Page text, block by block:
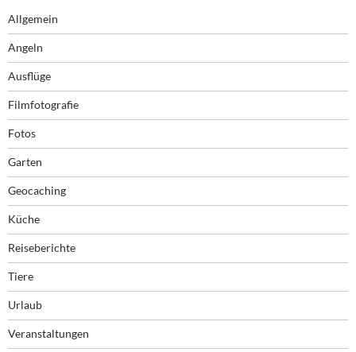
Allgemein
Angeln
Ausflüge
Filmfotografie
Fotos
Garten
Geocaching
Küche
Reiseberichte
Tiere
Urlaub
Veranstaltungen